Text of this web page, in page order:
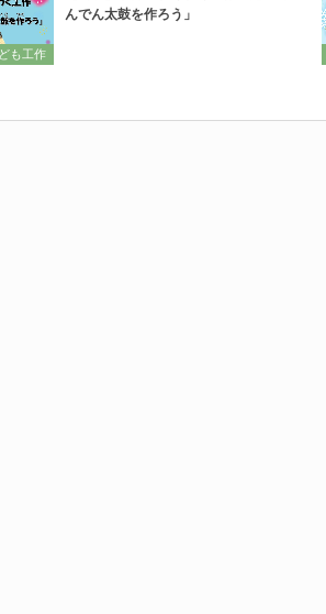
も工作
んでん太鼓を作ろう」